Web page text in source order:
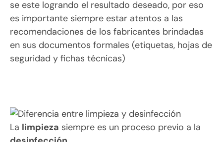
se este logrando el resultado deseado, por eso
es importante siempre estar atentos a las
recomendaciones de los fabricantes brindadas
en sus documentos formales (etiquetas, hojas de
seguridad y fichas técnicas)
La limpieza siempre es un proceso previo a la